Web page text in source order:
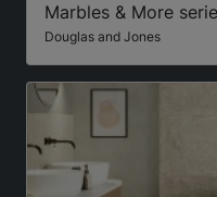
Marbles & More
Douglas and Jones